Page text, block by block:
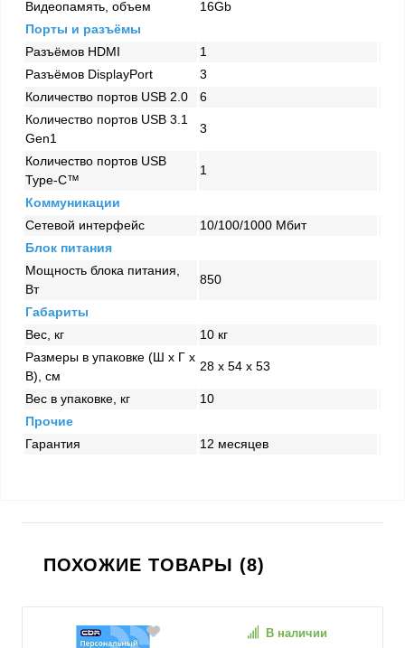
Видеопамять, объем
16Gb
Порты и разъёмы
Разъёмов HDMI
1
Разъёмов DisplayPort
3
Количество портов USB 2.0
6
Количество портов USB 3.1
Gen1
3
Количество портов USB
Type-C™
1
Коммуникации
Сетевой интерфейс
10/100/1000 Mбит
Блок питания
Мощность блока питания,
Вт
850
Габариты
Вес, кг
10 кг
Размеры в упаковке (Ш x Г x
В), см
28 x 54 x 53
Вес в упаковке, кг
10
Прочие
Гарантия
12 месяцев
ПОХОЖИЕ ТОВАРЫ (8)
В наличии